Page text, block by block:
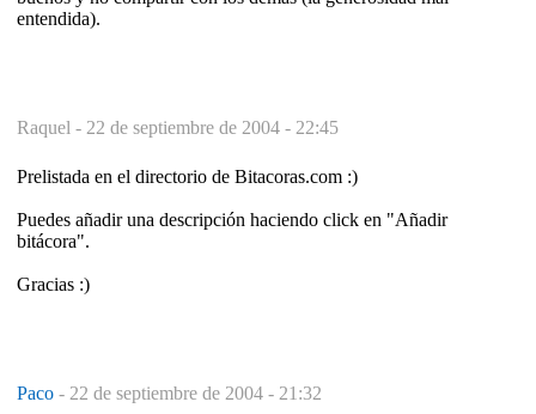
entendida).
Raquel - 22 de septiembre de 2004 - 22:45
Prelistada en el directorio de Bitacoras.com :)
Puedes añadir una descripción haciendo click en "Añadir
bitácora".
Gracias :)
Paco - 22 de septiembre de 2004 - 21:32